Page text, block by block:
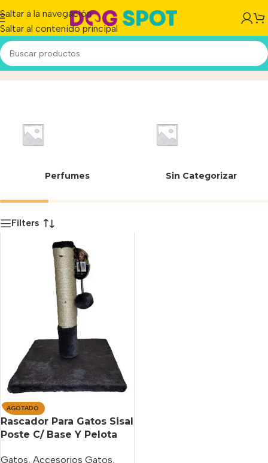
Saltar a la navegación
Saltar al contenido principal
604Inicio/Producto
Perfumes Sin Categorizar
Filters
AGOTADO
Rascador Para Gatos Sisal
Poste C/ Base Y Pelota
Gatos, Accesorios Gatos,